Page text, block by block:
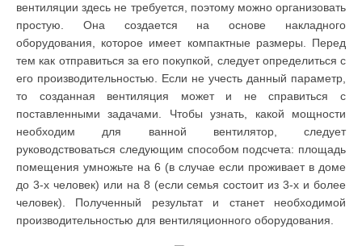
вентиляции здесь не требуется, поэтому можно организовать
простую. Она создается на основе накладного
оборудования, которое имеет компактные размеры. Перед
тем как отправиться за его покупкой, следует определиться с
его производительностью. Если не учесть данный параметр,
то созданная вентиляция может и не справиться с
поставленными задачами. Чтобы узнать, какой мощности
необходим для ванной вентилятор, следует
руководствоваться следующим способом подсчета: площадь
помещения умножьте на 6 (в случае если проживает в доме
до 3-х человек) или на 8 (если семья состоит из 3-х и более
человек). Полученный результат и станет необходимой
производительностью для вентиляционного оборудования.